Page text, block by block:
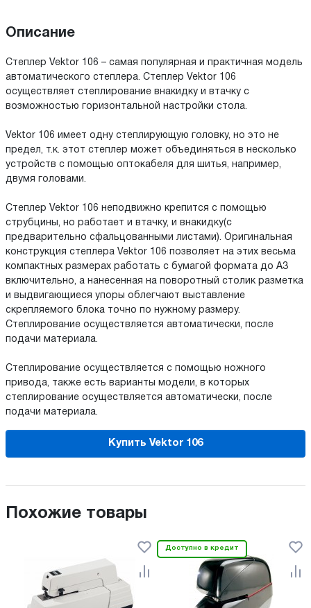
Описание
Степлер Vektor 106 – самая популярная и практичная модель
автоматического степлера. Степлер Vektor 106
осуществляет степлирование внакидку и втачку с
возможностью горизонтальной настройки стола.
Vektor 106 имеет одну степлирующую головку, но это не
предел, т.к. этот степлер может объединяться в несколько
устройств с помощью оптокабеля для шитья, например,
двумя головами.
Степлер Vektor 106 неподвижно крепится с помощью
струбцины, но работает и втачку, и внакидку(с
предварительно сфальцованными листами). Оригинальная
конструкция степлера Vektor 106 позволяет на этих весьма
компактных размерах работать с бумагой формата до А3
включительно, а нанесенная на поворотный столик разметка
и выдвигающиеся упоры облегчают выставление
скрепляемого блока точно по нужному размеру.
Степлирование осуществляется автоматически, после
подачи материала.
Степлирование осуществляется с помощью ножного
привода, также есть варианты модели, в которых
степлирование осуществляется автоматически, после
подачи материала.
Купить Vektor 106
Похожие товары
Доступно в кредит